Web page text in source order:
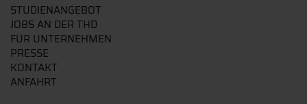
STUDIENANGEBOT
JOBS AN DER THD
FÜR UNTERNEHMEN
PRESSE
KONTAKT
ANFAHRT